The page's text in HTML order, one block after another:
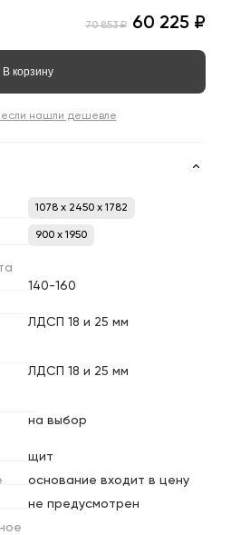
70 853 ₽ 60 225 ₽
В корзину
нашли дешевле
1078 x 2450 x 1782
900 х 1950
140-160
ЛДСП 18 и 25 мм
ЛДСП 18 и 25 мм
на выбор
щит
основание входит в цену
не предусмотрен